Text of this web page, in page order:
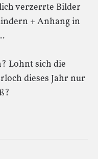
verzerrte Bilder
+ Anhang in
Lohnt sich die
dieses Jahr nur